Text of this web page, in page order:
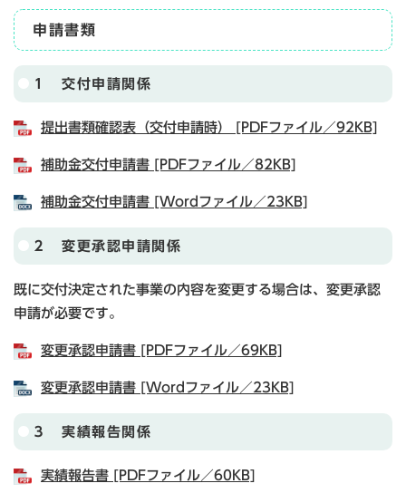
申請書類
１ 交付申請関係
提出書類確認表（交付申請時） [PDFファイル／92KB]
補助金交付申請書 [PDFファイル／82KB]
補助金交付申請書 [Wordファイル／23KB]
２ 変更承認申請関係
既に交付決定された事業の内容を変更する場合は、変更承認
申請が必要です。
変更承認申請書 [PDFファイル／69KB]
変更承認申請書 [Wordファイル／23KB]
３ 実績報告関係
実績報告書 [PDFファイル／60KB]